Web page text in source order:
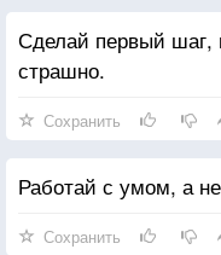
Сделай первый шаг,
страшно.
Сохранить
Работай с умом, а
Сохранить